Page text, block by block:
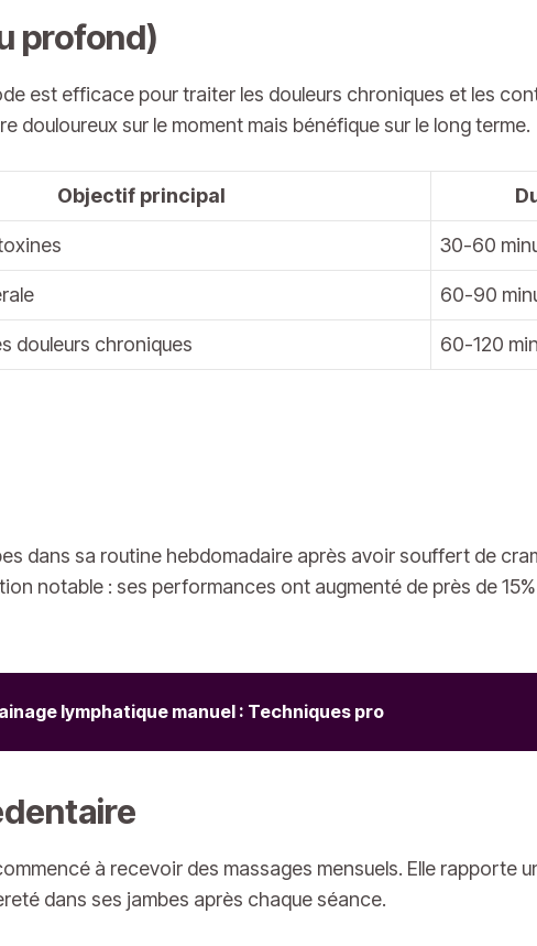
profond)
est efficace pour traiter les douleurs chroniques et les
sur le moment mais bénéfique sur le long terme.
Objectif principal
30-60
60-90
douleurs chroniques 60-120
dans sa routine hebdomadaire après avoir souffert de
notable : ses performances ont augmenté de près de
lymphatique manuel : Techniques pro
à recevoir des massages mensuels. Elle rapporte
dans ses jambes après chaque séance.